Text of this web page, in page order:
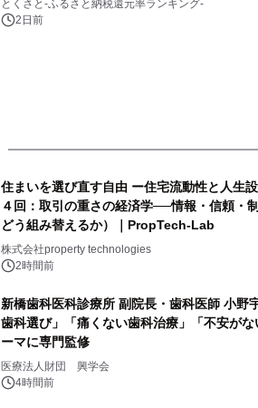
とくさと-ふるさと納税還元率ランキング-
2日前
住まいを選び直す自由 ー住宅流動性と人生
４回：取引の重さの経済学──情報・信頼・
どう組み替えるか）｜PropTech-Lab
株式会社property technologies
2時間前
新橋歯科医科診療所 副院長・歯科医師 小野
歯科選び」「痛くない歯科治療」「不安が
ーマに専門監修
医療法人財団 興学会
4時間前